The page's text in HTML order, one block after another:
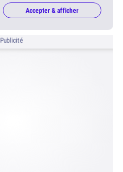
Accepter & afficher
Publicité